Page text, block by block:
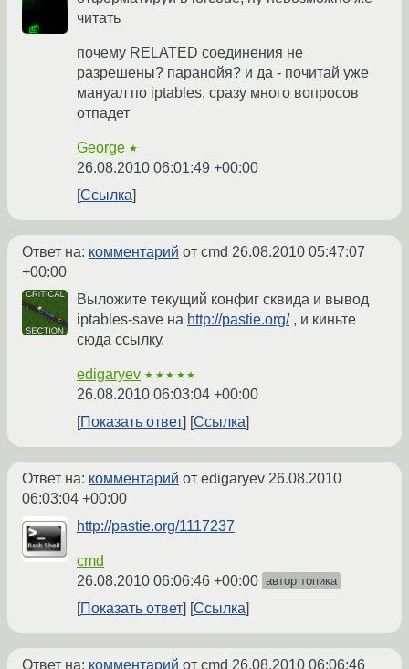
читать
почему RELATED соединения не
разрешены? паранойя? и да - почитай уже
мануал по iptables, сразу много вопросов
отпадет
George ★
26.08.2010 06:01:49 +00:00
Ссылка
Ответ на: комментарий от cmd 26.08.2010 05:47:07
+00:00
Выложите текущий конфиг сквида и вывод
iptables-save на http://pastie.org/, и киньте
сюда ссылку.
edigaryev ★★★★★
26.08.2010 06:03:04 +00:00
Показать ответ
Ссылка
Ответ на: комментарий от edigaryev 26.08.2010
06:03:04 +00:00
http://pastie.org/1117237
cmd
26.08.2010 06:06:46 +00:00 автор топика
Показать ответ Ссылка
Ответ на: комментарий от cmd 26.08.2010 06:06:46